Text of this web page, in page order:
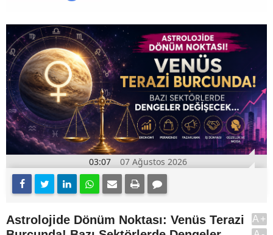
03:07 07 Ağustos 2026
Astrolojide Dönüm Noktası: Venüs Terazi
A+